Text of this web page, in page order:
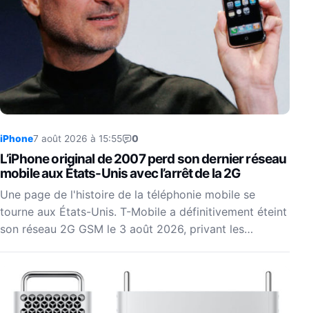
iPhone7 août 2026 à 15:55 0
L’iPhone original de 2007 perd son dernier réseau
mobile aux États-Unis avec l’arrêt de la 2G
Une page de l'histoire de la téléphonie mobile se
tourne aux États-Unis. T-Mobile a définitivement éteint
son réseau 2G GSM le 3 août 2026, privant les…